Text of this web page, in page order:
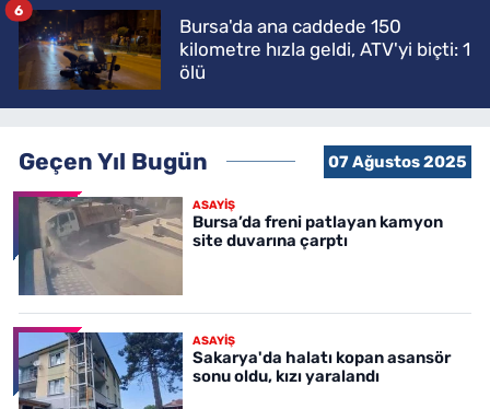
Bursa'da ana caddede 150
kilometre hızla geldi, ATV'yi biçti: 1
ölü
6
Geçen Yıl Bugün 07 Ağustos 2025
ASAYİŞ
Bursa’da freni patlayan kamyon
site duvarına çarptı
ASAYİŞ
Sakarya'da halatı kopan asansör
sonu oldu, kızı yaralandı